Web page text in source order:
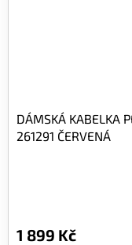
DÁMSKÁ KABELKA
261291 ČERVENÁ
1 899 Kč